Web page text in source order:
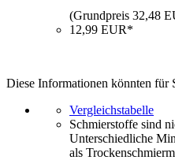
(Grundpreis 32,48
12,99 EUR*
Diese Informationen könnten für
Vergleichstabelle
Schmierstoffe sind
Unterschiedliche
als